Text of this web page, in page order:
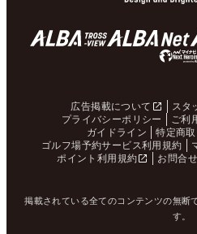
広告掲載について スタ
プライバシーポリシー
ご利
ガイドライン
特定商
ゴルフ場予約サービス利用規約
ポイント利用規約
お問合せ
掲載されている全てのコンテンツの無断
す。